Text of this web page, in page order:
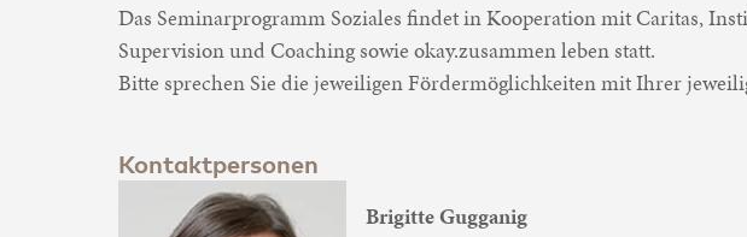
Das Seminarprogramm Soziales findet in Kooperation mit Caritas,
Supervision und Coaching sowie okay.zusammen leben statt.
Bitte sprechen Sie die jeweiligen Fördermöglichkeiten mit Ihrer
Kontaktpersonen
Brigitte Gugganig